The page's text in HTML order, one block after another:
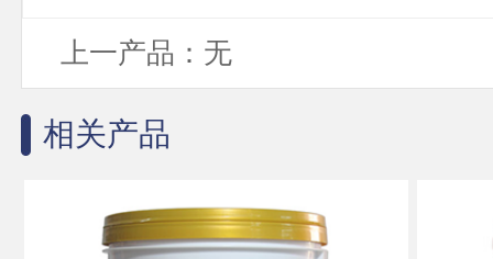
上一产品：无
相关产品